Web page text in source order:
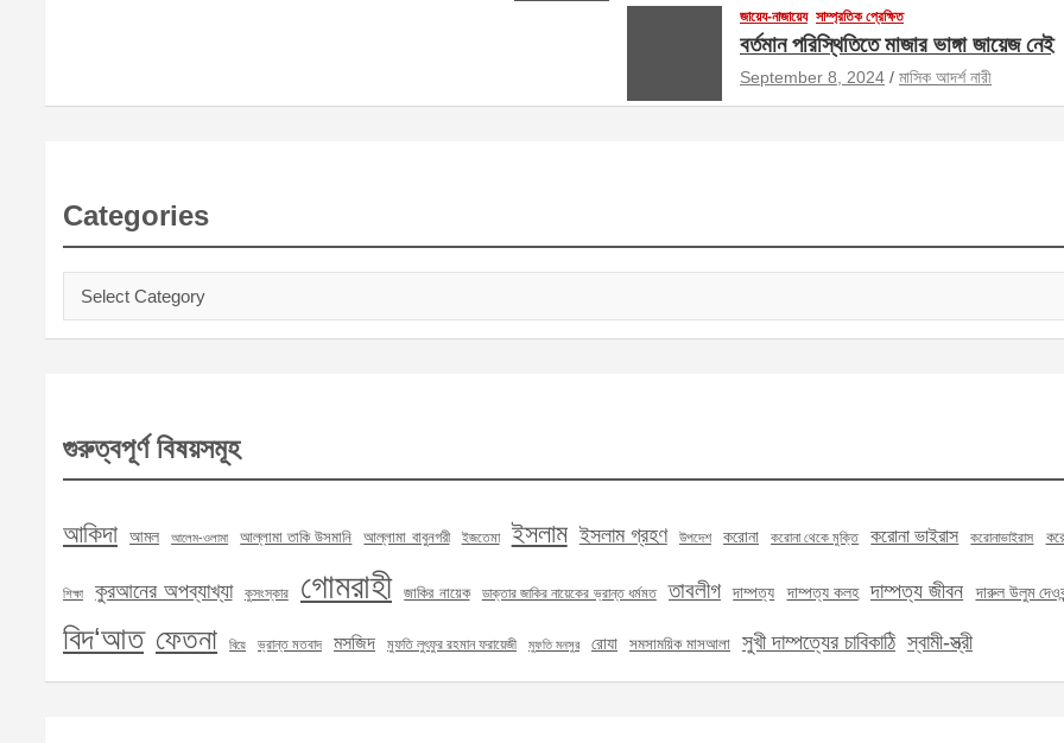
জায়েয-নাজায়েয সাম্প্রতিক প্রেক্ষিত
বর্তমান পরিস্থিতিতে মাজার ভাঙ্গা জায়েজ নেই
September 8, 2024 মাসিক আদর্শ নারী
Categories
Categories
গুরুত্বপূর্ণ বিষয়সমূহ
আকিদা আমল আলেম-ওলামা আল্লামা তাকি উসমানি আল্লামা বাবুনগরী ইজতেমা ইসলাম ইসলাম গ্রহণ উপদেশ করোনা করোনা থেকে মুক্তি করোনা ভাইরাস করোনাভাইরাস
শিক্ষা কুরআনের অপব্যাখ্যা কুসংস্কার গোমরাহী জাকির নায়েক ডাক্তার জাকির নায়েকের ভ্রান্ত ধর্মমত তাবলীগ দাম্পত্য দাম্পত্য কলহ দাম্পত্য জীবন দারুল উলুম
বিদ‘আত ফেতনা বিয়ে ভ্রান্ত মতবাদ মসজিদ মুফতি লুৎফুর রহমান ফরায়েজী মুফতি মনসুর রোযা সমসাময়িক মাসআলা সুখী দাম্পত্যের চাবিকাঠি স্বামী-স্ত্রী